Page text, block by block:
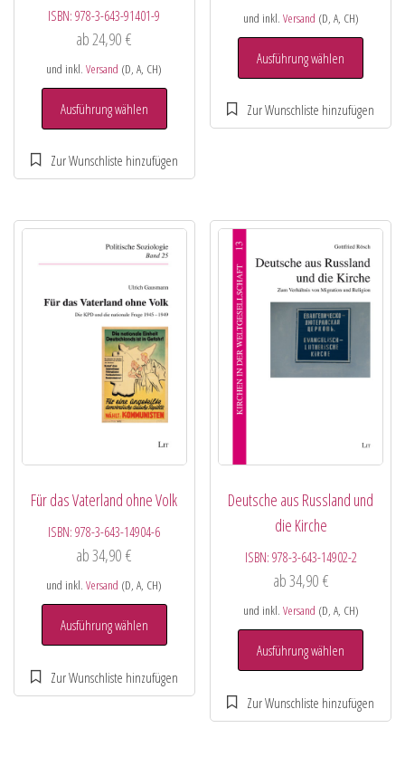
ISBN:978-3-643-91401-9
ab 24,90€
und inkl.Versand (D, A, CH)
Ausführung wählen
und inkl. Versand (D, A, CH)
Ausführung wählen
Für das Vaterland ohne Volk
ISBN:978-3-643-14904-6
ab34,90€
und inkl.Versand (D, A, CH)
Ausführung wählen
Deutsche aus Russland und
die Kirche
ISBN: 978-3-643-14902-2
ab34,90 €
und inkl. Versand (D, A, CH)
Ausführung wählen